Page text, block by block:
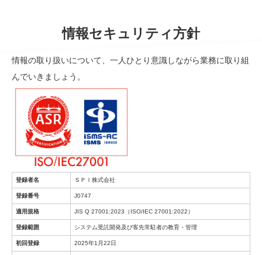
情報セキュリティ方針
情報の取り扱いについて、一人ひとり意識しながら業務に取り組
んでいきましょう。
登録者名 ＳＰＩ株式会社
登録番号 J0747
適用規格 JIS Q 27001:2023（ISO/IEC 27001:2022）
登録範囲 システム受託開発及び客先常駐者の教育・管理
初回登録 2025年1月22日